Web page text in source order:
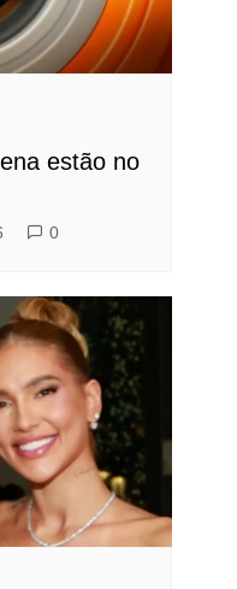
estão no
0